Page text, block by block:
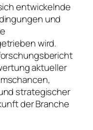
entwickelnde
und
wird.
aktueller
strategischer
der Branche